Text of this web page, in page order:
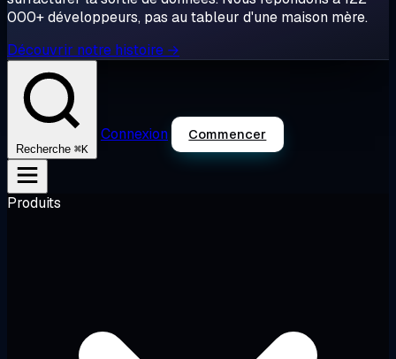
000+ développeurs, pas au tableur d'une maison mère.
Découvrir notre histoire →
Recherche ⌘K
Connexion Commencer
Produits